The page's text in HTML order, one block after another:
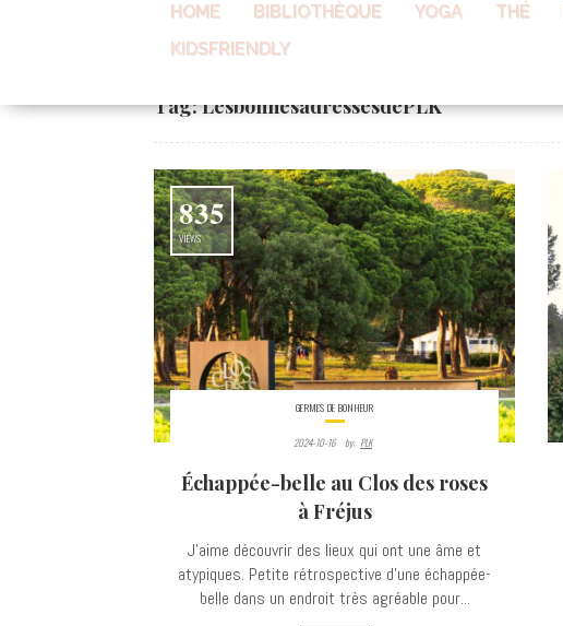
HOME BIBLIOTHÈQUE YOGA THÉ
KIDSFRIENDLY
Home Posts Tagged "LesbonnesadressesdePLK"
Tag:LesbonnesadressesdePLK
835
VIEWS
GERMES DE BONHEUR
2024-10-16 By: PLK
Échappée-belle au Clos des roses
à Fréjus
J'aime découvrir des lieux qui ont une âme et
atypiques. Petite rétrospective d’une échappée-
belle dans un endroit très agréable pour...